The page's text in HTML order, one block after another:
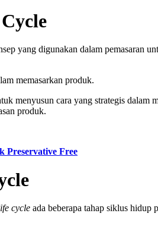
yang digunakan dalam pemasaran
memasarkan produk.
menyusun cara yang strategis dalam
produk.
Preservative Free
cycle ada beberapa tahap siklus hidup